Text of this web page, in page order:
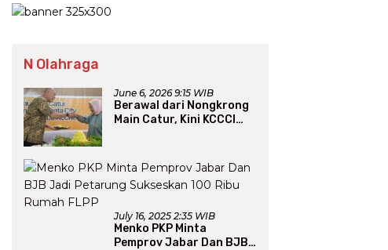
N Olahraga
June 6, 2026 9:15 WIB
Berawal dari Nongkrong
Main Catur, Kini KCCCI
July 16, 2025 2:35 WIB
Menko PKP Minta
Pemprov Jabar Dan BJB